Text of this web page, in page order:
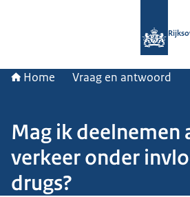
Home Vraag en antwoord
Mag ik deelnemen
verkeer onder
drugs?